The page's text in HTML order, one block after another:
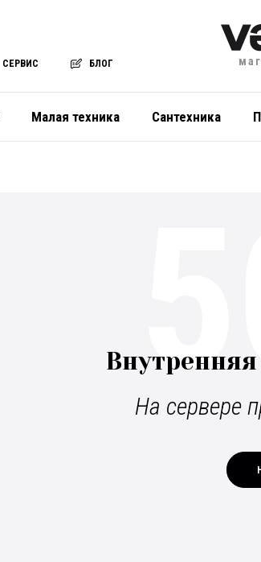
СЕРВИС БЛОГ
Малая техника Сантехника
На сервере